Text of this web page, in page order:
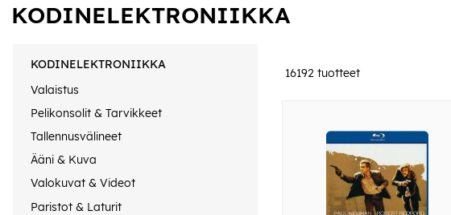
KODINELEKTRONIIKKA
KODINELEKTRONIIKKA
Valaistus
Pelikonsolit & Tarvikkeet
Tallennusvälineet
Ääni & Kuva
Valokuvat & Videot
Paristot & Laturit
16192 tuotteet